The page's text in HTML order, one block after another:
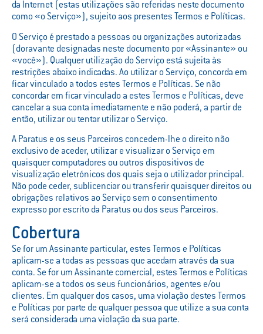
da Internet (estas utilizações são referidas neste documento
como «o Serviço»), sujeito aos presentes Termos e Políticas.
O Serviço é prestado a pessoas ou organizações autorizadas
(doravante designadas neste documento por «Assinante» ou
«você»). Qualquer utilização do Serviço está sujeita às
restrições abaixo indicadas. Ao utilizar o Serviço, concorda em
ficar vinculado a todos estes Termos e Políticas. Se não
concordar em ficar vinculado a estes Termos e Políticas, deve
cancelar a sua conta imediatamente e não poderá, a partir de
então, utilizar ou tentar utilizar o Serviço.
A Paratus e os seus Parceiros concedem-lhe o direito não
exclusivo de aceder, utilizar e visualizar o Serviço em
quaisquer computadores ou outros dispositivos de
visualização eletrónicos dos quais seja o utilizador principal.
Não pode ceder, sublicenciar ou transferir quaisquer direitos ou
obrigações relativos ao Serviço sem o consentimento
expresso por escrito da Paratus ou dos seus Parceiros.
Cobertura
Se for um Assinante particular, estes Termos e Políticas
aplicam-se a todas as pessoas que acedam através da sua
conta. Se for um Assinante comercial, estes Termos e Políticas
aplicam-se a todos os seus funcionários, agentes e/ou
clientes. Em qualquer dos casos, uma violação destes Termos
e Políticas por parte de qualquer pessoa que utilize a sua conta
será considerada uma violação da sua parte.